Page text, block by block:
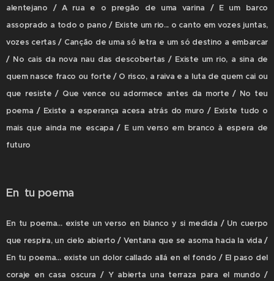
alentejano / A rua e o pregão de uma varina / E um barco
assoprado a todo o pano / Existe um rio... o canto em vozes juntas,
vozes certas / Canção de uma só letra e um só destino a embarcar
/ No cais da nova nau das descobertas / Existe um rio, a sina de
quem nasce fraco ou forte / O risco, a raiva e a luta de quem cai ou
que resiste / Que vence ou adormece antes da morte / No teu
poema / Existe a esperança acesa atrás do muro / Existe tudo o
mais que ainda me escapa / E um verso em branco à espera de
futuro
En tu poema
En tu poema... existe un verso en blanco y si medida / Un cuerpo
que respira, un cielo abierto / Ventana que se asoma hacia la vida /
En tu poema... existe un dolor callado allá en el fondo / El paso del
coraje en casa oscura / Y abierta una terraza para el mundo /